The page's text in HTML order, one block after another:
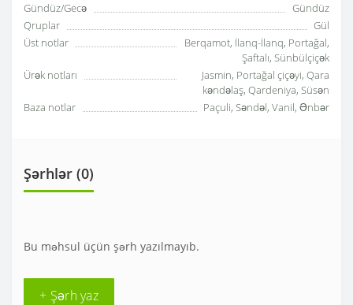
Gündüz/Gecə
Gündüz
Qruplar
Gül
Üst notlar
Berqamot, İlanq-İlanq, Portağal,
Şaftalı, Sünbülçiçək
Ürək notları
Jasmin, Portağal çiçəyi, Qara
kəndəlaş, Qardeniya, Süsən
Baza notlar
Paçuli, Səndəl, Vanil, Ənbər
Şərhlər (0)
Bu məhsul üçün şərh yazılmayıb.
+ Şərh yaz